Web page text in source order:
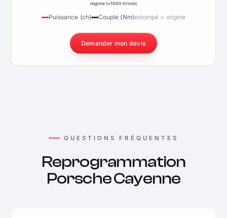
régime (×1000 tr/min)
Puissance (ch) Couple (Nm)estompé = origine
Demander mon devis
QUESTIONS FRÉQUENTES
Reprogrammation
Porsche Cayenne